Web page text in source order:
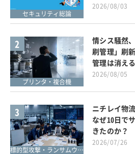
セキュリティ総論
2026/08/03
2
プリンタ・複合機
情シス騒然
刷管理」刷
管理は消え
2026/08/05
3
標的型攻撃・ランサムウェア対策
ニチレイ物
なぜ10日で
きたのか？
2026/07/26